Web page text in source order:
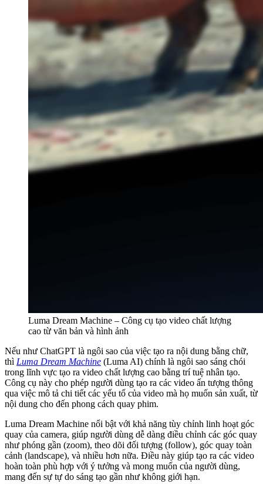
Luma Dream Machine – Công cụ tạo video chất lượng
cao từ văn bản và hình ảnh
Nếu như ChatGPT là ngôi sao của việc tạo ra nội dung bằng chữ,
thì Luma Dream Machine (Luma AI) chính là ngôi sao sáng chói
trong lĩnh vực tạo ra video chất lượng cao bằng trí tuệ nhân tạo.
Công cụ này cho phép người dùng tạo ra các video ấn tượng thông
qua việc mô tả chi tiết các yếu tố của video mà họ muốn sản xuất, từ
nội dung cho đến phong cách quay phim.
Luma Dream Machine nổi bật với khả năng tùy chỉnh linh hoạt góc
quay của camera, giúp người dùng dễ dàng điều chỉnh các góc quay
như phóng gần (zoom), theo dõi đối tượng (follow), góc quay toàn
cảnh (landscape), và nhiều hơn nữa. Điều này giúp tạo ra các video
hoàn toàn phù hợp với ý tưởng và mong muốn của người dùng,
mang đến sự tự do sáng tạo gần như không giới hạn.